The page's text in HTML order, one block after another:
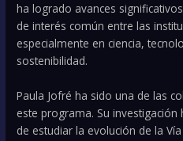
ha logrado avances
de interés común entre las
especialmente en ciencia,
sostenibilidad.
Paula Jofré ha sido una de las
este programa. Su
de estudiar la evolución de la